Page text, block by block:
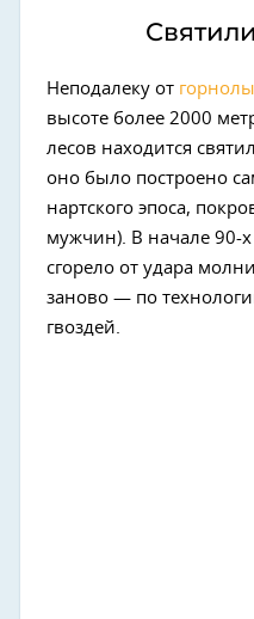
Неподалеку от
высоте более 2000
лесов находится
оно было построено
нартского эпоса,
мужчин). В начале 90-
сгорело от удара
заново — по
гвоздей.